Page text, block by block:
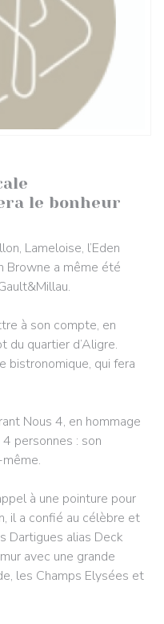
le bonheur
Lameloise, l’Eden
Browne a même été
à son compte, en
du quartier d’Aligre.
bistronomique, qui fera
Nous 4, en hommage
personnes : son
à une pointure pour
il a confié au célèbre et
Dartigues alias Deck
avec une grande
les Champs Elysées et